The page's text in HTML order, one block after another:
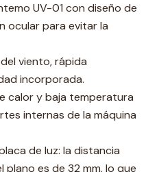
UV-01 con diseño de
ocular para evitar la
viento, rápida
incorporada.
calor y baja temperatura
internas de la máquina
de luz: la distancia
es de 32 mm, lo que